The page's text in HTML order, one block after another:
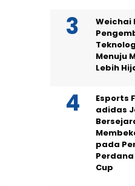
Weichai
Menuju
Lebih
Esports
adidas
pada
Cup